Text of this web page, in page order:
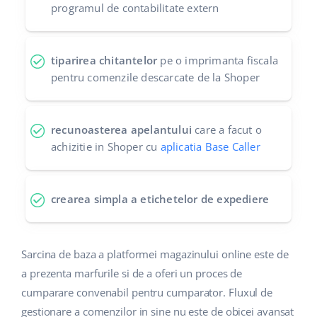
programul de contabilitate extern
tiparirea chitantelor pe o imprimanta fiscala
pentru comenzile descarcate de la Shoper
recunoasterea apelantului care a facut o
achizitie in Shoper cu aplicatia Base Caller
crearea simpla a etichetelor de expediere
Sarcina de baza a platformei magazinului online este de
a prezenta marfurile si de a oferi un proces de
cumparare convenabil pentru cumparator. Fluxul de
gestionare a comenzilor in sine nu este de obicei avansat